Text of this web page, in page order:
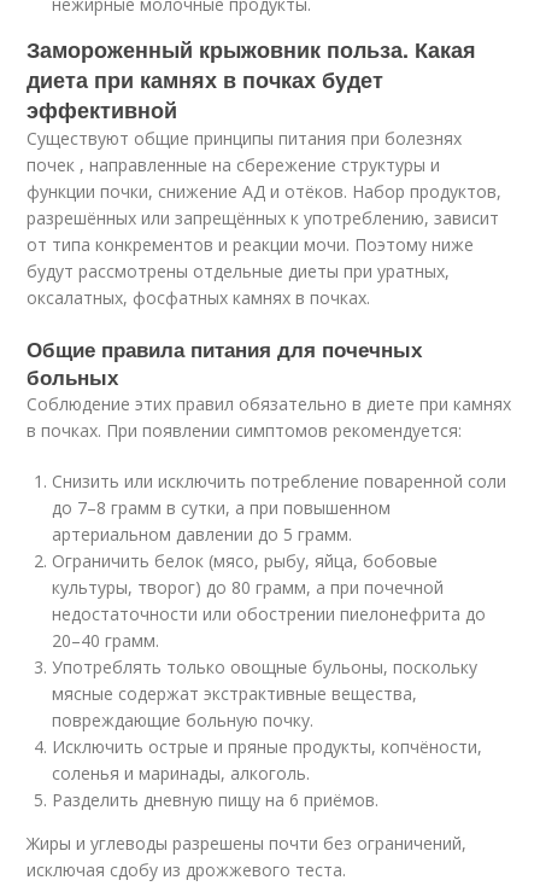
Замороженный крыжовник польза. Какая
диета при камнях в почках будет
эффективной
Существуют общие принципы питания при болезнях
почек , направленные на сбережение структуры и
функции почки, снижение АД и отёков. Набор продуктов,
разрешённых или запрещённых к употреблению, зависит
от типа конкрементов и реакции мочи. Поэтому ниже
будут рассмотрены отдельные диеты при уратных,
оксалатных, фосфатных камнях в почках.
Общие правила питания для почечных
больных
Соблюдение этих правил обязательно в диете при камнях
в почках. При появлении симптомов рекомендуется:
Снизить или исключить потребление поваренной соли
до 7–8 грамм в сутки, а при повышенном
артериальном давлении до 5 грамм.
Ограничить белок (мясо, рыбу, яйца, бобовые
культуры, творог) до 80 грамм, а при почечной
недостаточности или обострении пиелонефрита до
20–40 грамм.
Употреблять только овощные бульоны, поскольку
мясные содержат экстрактивные вещества,
повреждающие больную почку.
Исключить острые и пряные продукты, копчёности,
соленья и маринады, алкоголь.
Разделить дневную пищу на 6 приёмов.
Жиры и углеводы разрешены почти без ограничений,
исключая сдобу из дрожжевого теста.